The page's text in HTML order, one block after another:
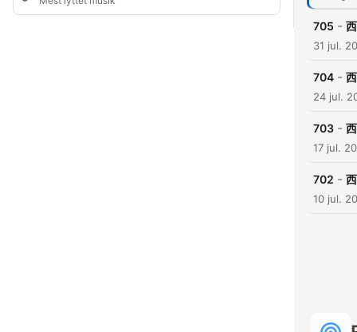
705 -
31 jul.
704 -
24 jul.
703 -
17 jul.
702 -
10 jul.